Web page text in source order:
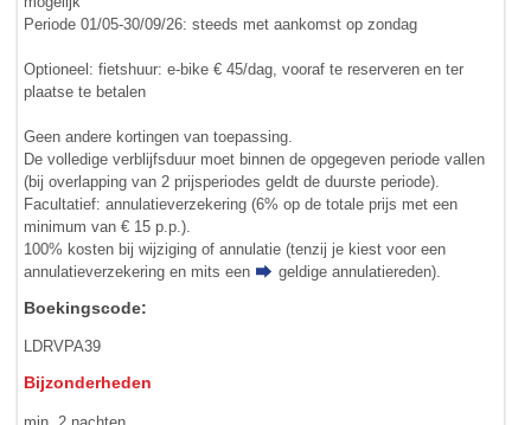
Periode 01/05-30/09/26: steeds met aankomst op zondag
Optioneel: fietshuur: e-bike € 45/dag, vooraf te reserveren en ter
plaatse te betalen
Geen andere kortingen van toepassing.
De volledige verblijfsduur moet binnen de opgegeven periode vallen
(bij overlapping van 2 prijsperiodes geldt de duurste periode).
Facultatief: annulatieverzekering (6% op de totale prijs met een
minimum van € 15 p.p.).
100% kosten bij wijziging of annulatie (tenzij je kiest voor een
annulatieverzekering en mits een
geldige annulatiereden).
Boekingscode:
LDRVPA39
Bijzonderheden